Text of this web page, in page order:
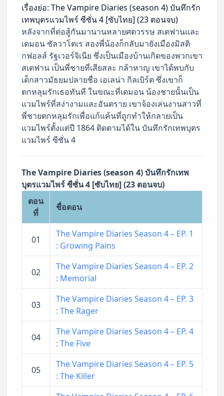
เรื่องย่อ: The Vampire Diaries (season 4) บันทึกรัก
เทพบุตรแวมไพร์ ซีซั่น 4 [ซับไทย] (23 ตอนจบ)
หลังจากที่ต่อสู้กันมานานหลายศตวรรษ สเตฟานและ
เดมอน ซัลวาโตเร สองพี่น้องก็กลับมายังเมืองมิสติ
กฟอลส์ รัฐเวอร์จิเนีย ซึ่งเป็นเมืองบ้านเกิดของพวกเขา
สเตฟาน เป็นพี่ชายที่เสียสละ กล้าหาญ เขาได้พบกับ
เด็กสาวมัธยมปลายชื่อ เอเลน่า กิลเบิร์ต ซึ่งเขาก็
ตกหลุมรักเธอทันที ในขณะที่เดมอน น้องชายนั้นเป็น
แวมไพร์ที่สง่างามและอันตราย เขาจ้องเล่นงานสาวที่
พี่ชายตกหลุมรักเพื่อแก้แค้นที่ถูกทำให้กลายเป็น
แวมไพร์ตั้งแต่ปี 1864 ติดตามได้ใน บันทึกรักเทพบุตร
แวมไพร์ ซีซั่น 4
The Vampire Diaries (season 4) บันทึกรักเทพ
บุตรแวมไพร์ ซีซั่น 4 [ซับไทย] (23 ตอนจบ)
ตอน
ที่
ชื่อตอน
01
The Vampire Diaries Season 4 – EP. 1
: Growing Pains
02
The Vampire Diaries Season 4 – EP. 2
: Memorial
03
The Vampire Diaries Season 4 – EP. 3
: The Rager
04
The Vampire Diaries Season 4 – EP. 4
: The Five
05
The Vampire Diaries Season 4 – EP. 5
: The Killer